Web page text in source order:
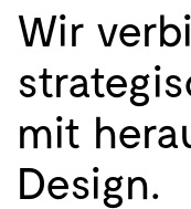
Wir
mit
Design.